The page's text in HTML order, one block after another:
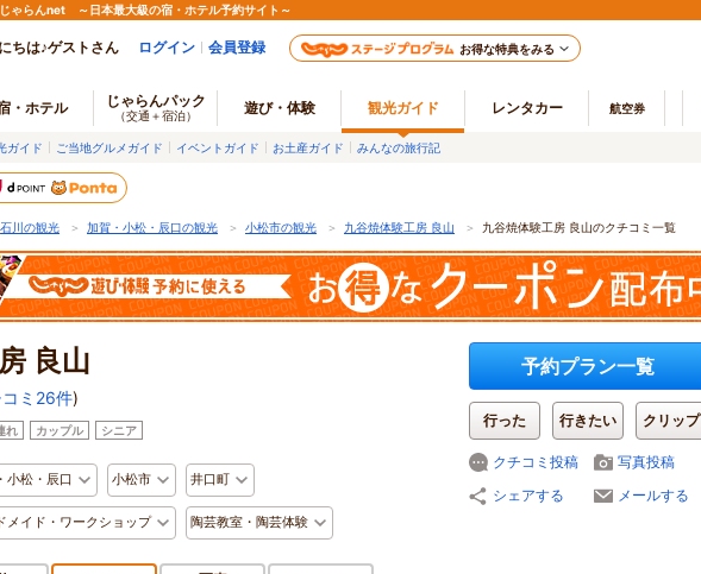
ゃらんnet ～日本最大級の宿・ホテル予約サイト～
ちは♪ゲストさん ログイン 会員登録 お得な特典をみる
・ホテル じゃらんパック
（交通＋宿泊） 遊び・体験 観光ガイド レンタカー 航空券
ガイド ご当地グルメガイド イベントガイド お土産ガイド みんなの旅行記
石川の観光 ＞ 加賀・小松・辰口の観光 ＞ 小松市の観光 ＞ 九谷焼体験工房 良山 ＞ 九谷焼体験工房 良山のクチコミ一覧
良山
コミ26件)
れ カップル シニア
小松・辰口 小松市 井口町
メイド・ワークショップ 陶芸教室・陶芸体験
予約プラン一覧
行った 行きたい クリップ
クチコミ投稿
写真投稿
シェアする
メールする